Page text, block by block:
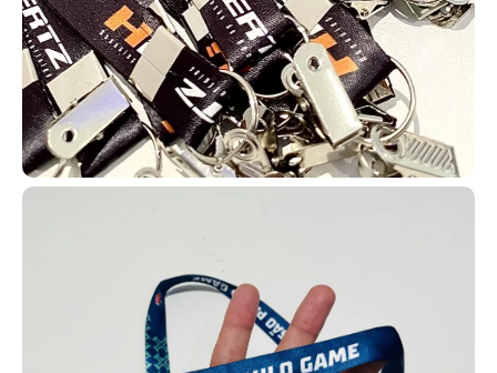
Muito usadas em empresas, escolas e eventos, as cordinhas para
crachá personalizadas garantem identificação eficiente e maior
segurança. Podem ser produzidas em diferentes materiais,
larguras e cores, com personalização da marca.
Cordões personalizados para crachá.
Os cordões personalizados para crachá combinam utilidade e
institucionais impressas. São resistentes, confortáveis e ideais
para uso corporativo e eventos.